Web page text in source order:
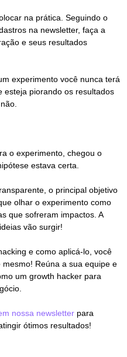
na prática. Seguindo o
na newsletter, faça a
e seus resultados
experimento você nunca terá
esteja piorando os resultados
o experimento, chegou o
estava certa.
o principal objetivo
olhar o experimento como
que sofreram impactos. A
vão surgir!
e como aplicá-lo, você
Reúna a sua equipe e
um growth hacker para
nossa newsletter para
ótimos resultados!